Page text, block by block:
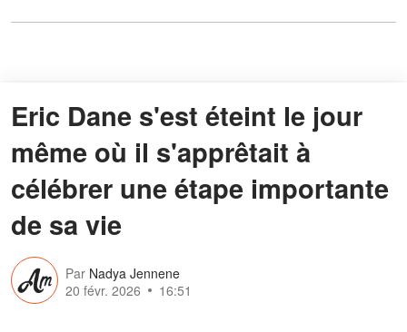
Eric Dane s'est éteint le jour
même où il s'apprêtait à
célébrer une étape importante
de sa vie
Par Nadya Jennene
20 févr. 2026
16:51